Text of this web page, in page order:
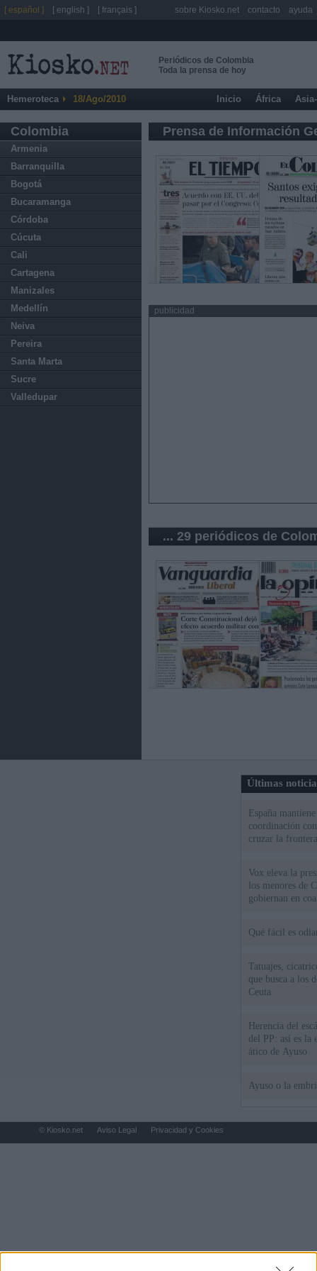
Periódicos de Colombia
Toda la prensa de hoy
Hemeroteca 18/Ago/2010 Inicio África
Colombia
Armenia
Barranquilla
Bogotá
Bucaramanga
Córdoba
Cúcuta
Cali
Cartagena
Manizales
Medellín
Neiva
Pereira
Santa Marta
Sucre
Valledupar
Prensa de Información
publicidad
... 29 periódicos de
Últimas
España
coordinación
cruzar la
Vox eleva la
los menores de
gobiernan en
Qué fácil es
Tatuajes,
que busca a los
Ceuta
Herencia del
del PP: así es la
ático de Ayuso
Ayuso o la
[ español ] [ english ] [ français ] sobre Kiosko.net contacto ayuda
© Kiosko.net Aviso Legal Privacidad y Cookies